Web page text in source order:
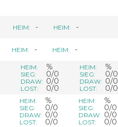
HEIM: - HEIM: -
HEIM: - HEIM: -
HEIM: %
SIEG: 0/0
DRAW: 0/0
LOST: 0/0
HEIM: %
SIEG: 0/0
DRAW: 0/0
LOST: 0/0
HEIM: %
SIEG: 0/0
DRAW: 0/0
LOST: 0/0
HEIM: %
SIEG: 0/0
DRAW: 0/0
LOST: 0/0